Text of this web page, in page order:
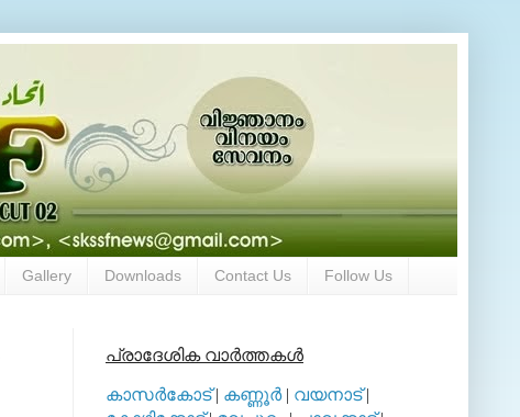
Gallery Downloads Contact Us Follow Us
പ്രാദേശിക വാര്‍ത്തകള്‍
കാസര്‍കോട്| കണ്ണൂര്‍| വയനാട്|